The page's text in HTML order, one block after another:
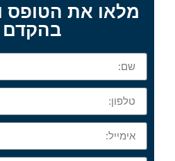
את הטופס
בהקדם >>